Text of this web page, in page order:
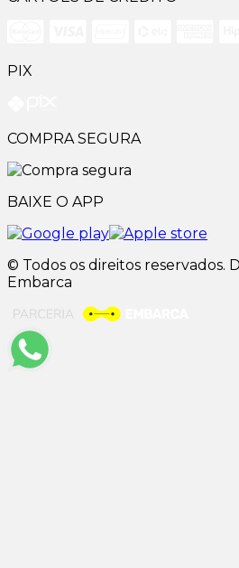
PIX
COMPRA SEGURA
BAIXE O APP
© Todos os direitos reservados.
Embarca